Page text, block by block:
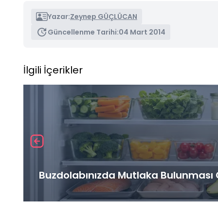
Yazar:Zeynep GÜÇLÜCAN
Güncellenme Tarihi:04 Mart 2014
İlgili İçerikler
Buzdolabınızda Mutlaka Bulunması